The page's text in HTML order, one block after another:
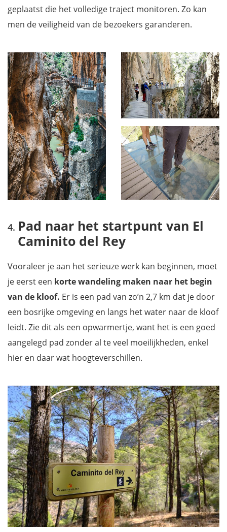
geplaatst die het volledige traject monitoren. Zo kan
men de veiligheid van de bezoekers garanderen.
Pad naar het startpunt van El
Caminito del Rey
Vooraleer je aan het serieuze werk kan beginnen, moet
je eerst een korte wandeling maken naar het begin
van de kloof. Er is een pad van zo’n 2,7 km dat je door
een bosrijke omgeving en langs het water naar de kloof
leidt. Zie dit als een opwarmertje, want het is een goed
aangelegd pad zonder al te veel moeilijkheden, enkel
hier en daar wat hoogteverschillen.